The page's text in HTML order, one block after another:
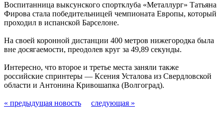
Воспитанница выксунского спортклуба «Металлург» Татьяна
Фирова стала победительницей чемпионата Европы, который
проходил в испанской Барселоне.
На своей коронной дистанции 400 метров нижегородка была
вне досягаемости, преодолев круг за 49,89 секунды.
Интересно, что второе и третье места заняли также
российские спринтеры — Ксения Усталова из Свердловской
области и Антонина Кривошапка (Волгоград).
« предыдущая новость следующая »